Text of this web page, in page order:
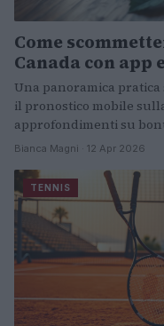
Come
Canada con
Una panoramica
il pronostico mobile
approfondimenti su
Bianca Magni · 12 Apr 2026
TENNIS